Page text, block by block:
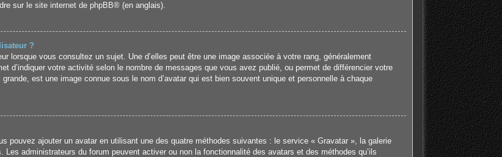
sur le site internet de phpBB® (en anglais).
?
lorsque vous consultez un sujet. Une d’elles peut être une image associée à votre rang, généralement
d’indiquer votre activité selon le nombre de messages que vous avez publié, ou permet de différencier votre
est une image connue sous le nom d’avatar qui est bien souvent unique et personnelle à chaque
pouvez ajouter un avatar en utilisant une des quatre méthodes suivantes : le service « Gravatar », la galerie
Les administrateurs du forum peuvent activer ou non la fonctionnalité des avatars et des méthodes qu’ils